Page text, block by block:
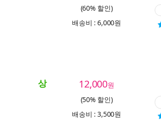
(60% 할인)
배송비 : 6,000원
상 12,000원
(50% 할인)
배송비 : 3,500원